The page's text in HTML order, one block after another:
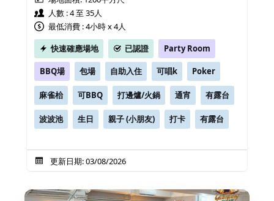
人數 : 4 至 35人
最低消費 : 4小時 x 4人
快速確應場地
已認證 Party Room
BBQ場 包場 自助入住 可唱k Poker
麻雀枱 可BBQ 打邊爐/火鍋 通宵 有露台
波波池 生日 親子 (小朋友) 打卡 有露台
更新日期: 03/08/2026